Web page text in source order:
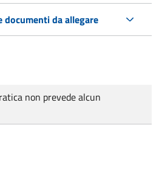
documenti da allegare
non prevede alcun